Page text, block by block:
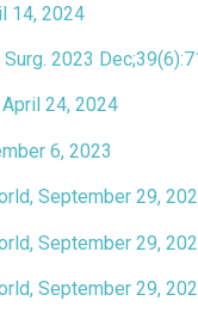
14, 2024
2023
24, 2024
6, 2023
September 29,
September 29,
September 29,